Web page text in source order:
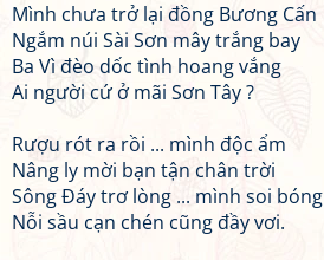
Mình chưa trở lại đồng Bương Cấn
Ngắm núi Sài Sơn mây trắng bay
Ba Vì đèo dốc tình hoang vắng
Ai người cứ ở mãi Sơn Tây ?
Rượu rót ra rồi ... mình độc ẩm
Nâng ly mời bạn tận chân trời
Sông Đáy trơ lòng ... mình soi bóng
Nỗi sầu cạn chén cũng đầy vơi.